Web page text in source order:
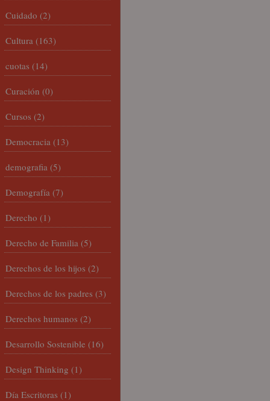
Cuidado (2)
Cultura (163)
cuotas (14)
Curación (0)
Cursos (2)
Democracia (13)
demografia (5)
Demografía (7)
Derecho (1)
Derecho de Familia (5)
Derechos de los hijos (2)
Derechos de los padres (3)
Derechos humanos (2)
Desarrollo Sostenible (16)
Design Thinking (1)
Día Escritoras (1)